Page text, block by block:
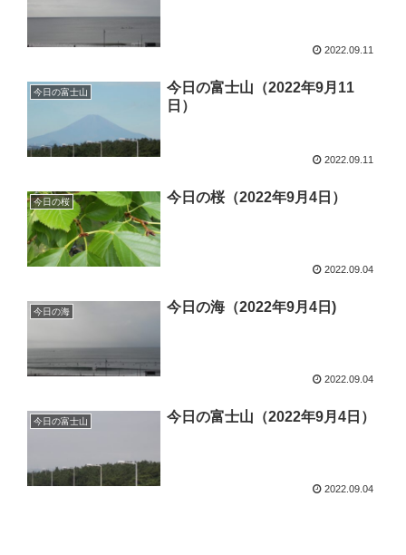
2022.09.11
今日の富士山
今日の富士山（2022年9月11
日）
2022.09.11
今日の桜 今日の桜（2022年9月4日）
2022.09.04
今日の海 今日の海（2022年9月4日)
2022.09.04
今日の富士山 今日の富士山（2022年9月4日）
2022.09.04